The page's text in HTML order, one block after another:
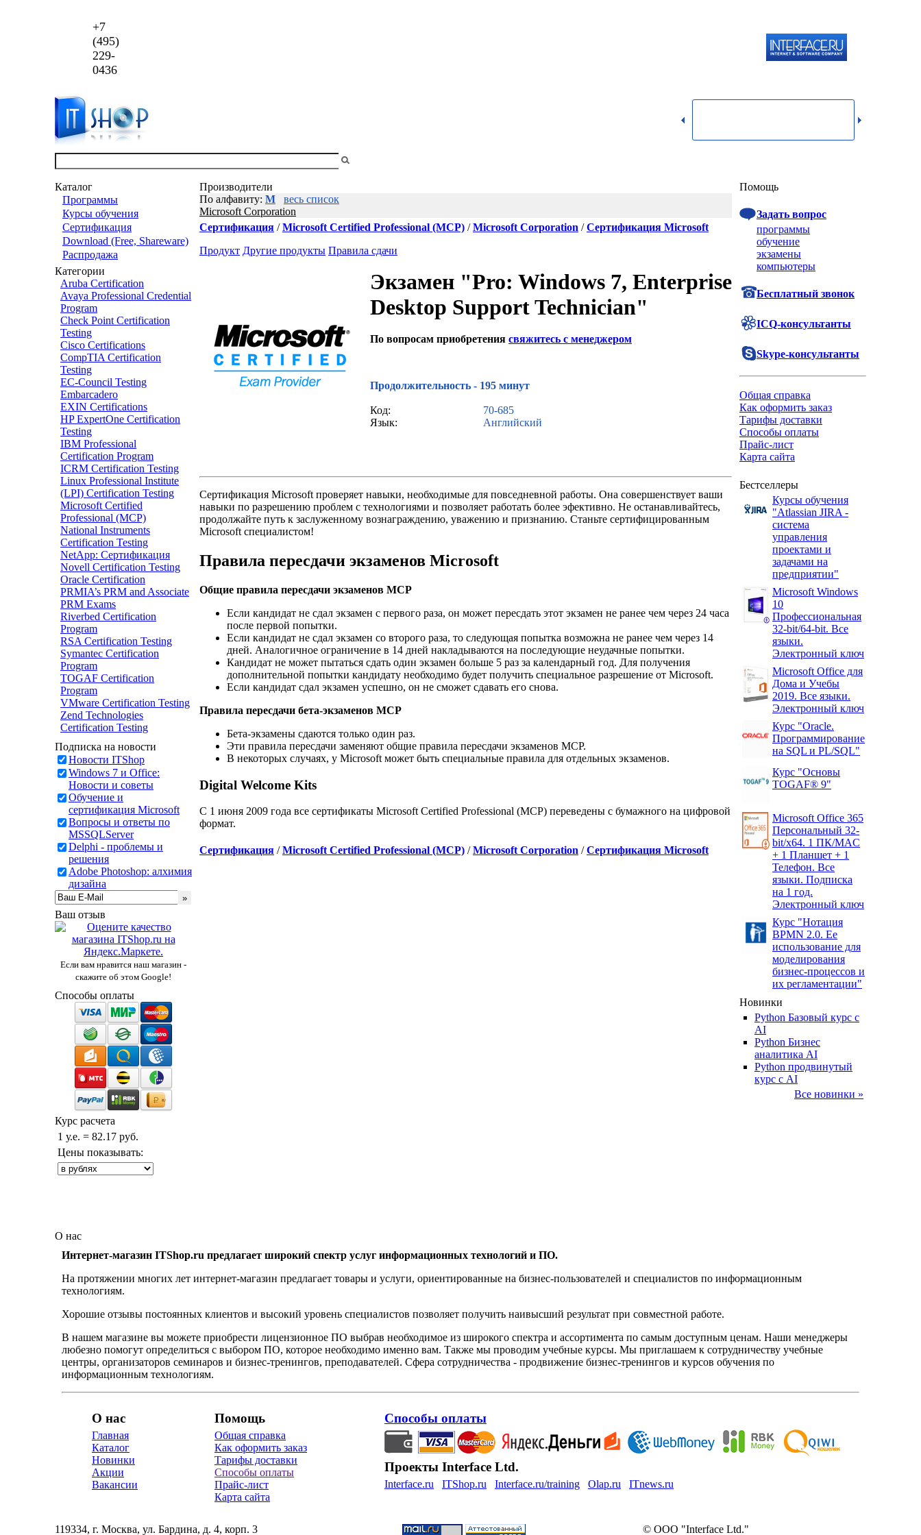
+7
(495)
229-
0436
Каталог
Программы
Курсы обучения
Сертификация
Download (Free, Shareware)
Распродажа
Категории
Aruba Certification
Avaya Professional Credential
Program
Check Point Certification
Testing
Cisco Certifications
CompTIA Certification
Testing
EC-Council Testing
Embarcadero
EXIN Certifications
HP ExpertOne Certification
Testing
IBM Professional
Certification Program
ICRM Certification Testing
Linux Professional Institute
(LPI) Certification Testing
Microsoft Certified
Professional (MCP)
National Instruments
Certification Testing
NetApp: Сертификация
Novell Certification Testing
Oracle Certification
PRMIA’s PRM and Associate
PRM Exams
Riverbed Certification
Program
RSA Certification Testing
Symantec Certification
Program
TOGAF Certification
Program
VMware Certification Testing
Zend Technologies
Certification Testing
Подписка на новости
Новости ITShop
Windows 7 и Office:
Новости и советы
Обучение и
сертификация Microsoft
Вопросы и ответы по
MSSQLServer
Delphi - проблемы и
решения
Adobe Photoshop: алхимия
дизайна
Ваш отзыв
Если вам нравится наш магазин -
скажите об этом Google!
Способы оплаты
Курс расчета
1 у.е. = 82.17 руб.
Цены показывать:
Производители
По алфавиту: M
весь список
Microsoft Corporation
Сертификация /Microsoft Certified Professional (MCP) /Microsoft Corporation /Сертификация Microsoft
Продукт Другие продукты Правила сдачи
Экзамен "Pro: Windows 7, Enterprise
Desktop Support Technician"
По вопросам приобретения свяжитесь с менеджером
Продолжительность - 195 минут
Код:
70-685
Язык:
Английский
Сертификация Microsoft проверяет навыки, необходимые для повседневной работы. Она совершенствует ваши
навыки по разрешению проблем с технологиями и позволяет работать более эфективно. Не останавливайтесь,
продолжайте путь к заслуженному вознаграждению, уважению и признанию. Станьте сертифицированным
Microsoft специалистом!
Правила пересдачи экзаменов Microsoft
Общие правила пересдачи экзаменов MCP
Если кандидат не сдал экзамен с первого раза, он может пересдать этот экзамен не ранее чем через 24 часа
после первой попытки.
Если кандидат не сдал экзамен со второго раза, то следующая попытка возможна не ранее чем через 14
дней. Аналогичное ограничение в 14 дней накладываются на последующие неудачные попытки.
Кандидат не может пытаться сдать один экзамен больше 5 раз за календарный год. Для получения
дополнительной попытки кандидату необходимо будет получить специальное разрешение от Microsoft.
Если кандидат сдал экзамен успешно, он не сможет сдавать его снова.
Правила пересдачи бета-экзаменов MCP
Бета-экзамены сдаются только один раз.
Эти правила пересдачи заменяют общие правила пересдачи экзаменов MCP.
В некоторых случаях, у Microsoft может быть специальные правила для отдельных экзаменов.
Digital Welcome Kits
С 1 июня 2009 года все сертификаты Microsoft Certified Professional (MCP) переведены с бумажного на цифровой
формат.
Сертификация /Microsoft Certified Professional (MCP) /Microsoft Corporation /Сертификация Microsoft
Помощь
Задать вопрос
программы
обучение
экзамены
компьютеры
Бесплатный звонок
ICQ-консультанты
Skype-консультанты
Общая справка
Как оформить заказ
Тарифы доставки
Способы оплаты
Прайс-лист
Карта сайта
Бестселлеры
Курсы обучения
"Atlassian JIRA -
система
управления
проектами и
задачами на
предприятии"
Microsoft Windows
10
Профессиональная
32-bit/64-bit. Все
языки.
Электронный ключ
Microsoft Office для
Дома и Учебы
2019. Все языки.
Электронный ключ
Курс "Oracle.
Программирование
на SQL и PL/SQL"
Курс "Основы
TOGAF® 9"
Microsoft Office 365
Персональный 32-
bit/x64. 1 ПК/MAC
+ 1 Планшет + 1
Телефон. Все
языки. Подписка
на 1 год.
Электронный ключ
Курс "Нотация
BPMN 2.0. Ее
использование для
моделирования
бизнес-процессов и
их регламентации"
Новинки
Python Базовый курс c
AI
Python Бизнес
аналитика AI
Python продвинутый
курс с AI
Все новинки »
О нас
Интернет-магазин ITShop.ru предлагает широкий спектр услуг информационных технологий и ПО.
На протяжении многих лет интернет-магазин предлагает товары и услуги, ориентированные на бизнес-пользователей и специалистов по информационным
технологиям.
Хорошие отзывы постоянных клиентов и высокий уровень специалистов позволяет получить наивысший результат при совместной работе.
В нашем магазине вы можете приобрести лицензионное ПО выбрав необходимое из широкого спектра и ассортимента по самым доступным ценам. Наши менеджеры
любезно помогут определиться с выбором ПО, которое необходимо именно вам. Также мы проводим учебные курсы. Мы приглашаем к сотрудничеству учебные
центры, организаторов семинаров и бизнес-тренингов, преподавателей. Сфера сотрудничества - продвижение бизнес-тренингов и курсов обучения по
информационным технологиям.
О нас
Главная
Каталог
Новинки
Акции
Вакансии
Помощь
Общая справка
Как оформить заказ
Тарифы доставки
Способы оплаты
Прайс-лист
Карта сайта
Способы оплаты
Проекты Interface Ltd.
Interface.ru ITShop.ru Interface.ru/training Olap.ru ITnews.ru
119334, г. Москва, ул. Бардина, д. 4, корп. 3 © ООО "Interface Ltd."